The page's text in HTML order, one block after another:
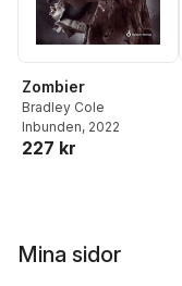
Zombier
Bradley Cole
Inbunden, 2022
227 kr
Mina sidor